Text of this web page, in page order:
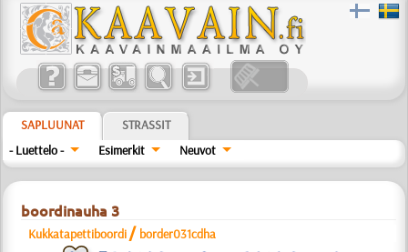
SAPLUUNAT
STRASSIT
- Luettelo -
Esimerkit Neuvot
boordinauha 3
Kukkatapettiboordi / border031cdha